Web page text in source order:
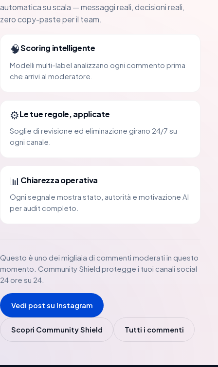
automatica su scala — messaggi reali, decisioni reali,
zero copy-paste per il team.
🧠Scoring intelligente
Modelli multi-label analizzano ogni commento prima
che arrivi al moderatore.
⚙️Le tue regole, applicate
Soglie di revisione ed eliminazione girano 24/7 su
ogni canale.
📊 Chiarezza operativa
Ogni segnale mostra stato, autorità e motivazione AI
per audit completo.
Questo è uno dei migliaia di commenti moderati in questo
momento. Community Shield protegge i tuoi canali social
24 ore su 24.
Vedi post su Instagram
Scopri Community Shield Tutti i commenti